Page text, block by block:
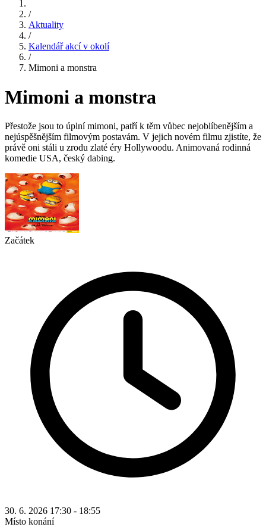
/
Aktuality
/
Kalendář akcí v okolí
/
Mimoni a monstra
Mimoni a monstra
Přestože jsou to úplní mimoni, patří k těm vůbec nejoblíbenějším a
nejúspěšnějším filmovým postavám. V jejich novém filmu zjistíte, že
právě oni stáli u zrodu zlaté éry Hollywoodu. Animovaná rodinná
komedie USA, český dabing.
Začátek
30. 6. 2026 17:30 - 18:55
Místo konání